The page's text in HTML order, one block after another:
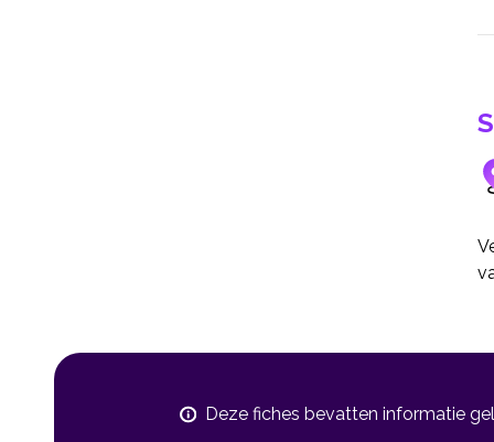
Deze fiches bevatten informatie